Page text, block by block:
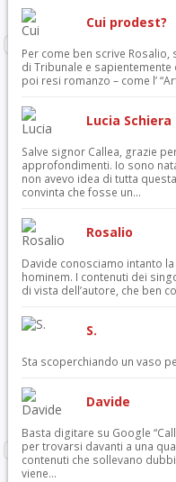
Cui prodest?
Per come ben scrive
di Tribunale e
poi resi romanzo – come l’
Lucia Schiera
Salve signor Callea, grazie
approfondimenti. Io sono
non avevo idea di tutta
convinta che fosse un...
Rosalio
Davide conosciamo intanto
hominem. I contenuti dei
di vista dell’autore, che ben
S.
Sta scoperchiando un vaso
Davide
Basta digitare su Google
per trovarsi davanti a una
contenuti che sollevano
viene...